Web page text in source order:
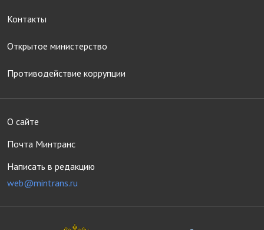
Контакты
Открытое министерство
Противодействие коррупции
О сайте
Почта Минтранс
Написать в редакцию
web@mintrans.ru